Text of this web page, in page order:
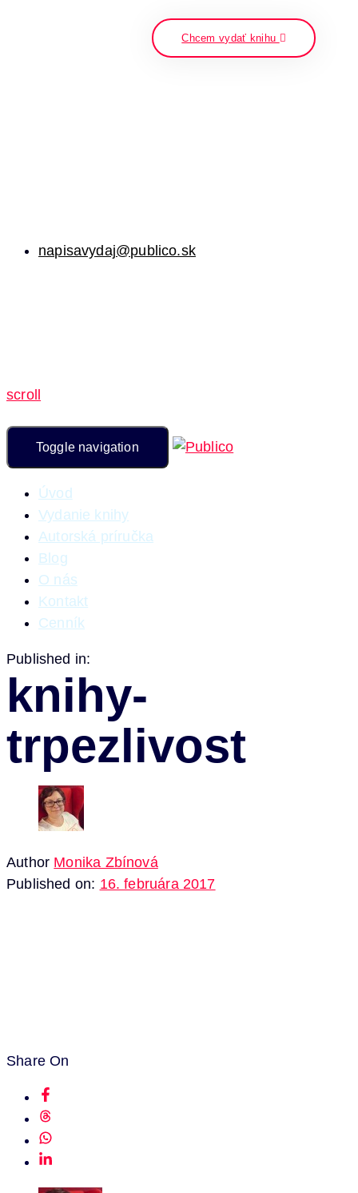
Chcem vydať knihu
napisavydaj@publico.sk
scroll
Toggle navigation
Úvod
Vydanie knihy
Autorská príručka
Blog
O nás
Kontakt
Cenník
Published in:
knihy-
trpezlivost
Author Monika Zbínová
Published on: 16. februára 2017
Share On